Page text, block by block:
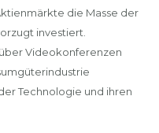
die Masse der
investiert.
Videokonferenzen
Technologie und ihren